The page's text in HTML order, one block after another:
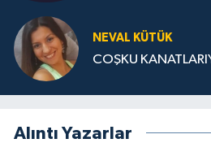
NEVAL KÜTÜK
COŞKU
Alıntı Yazarlar